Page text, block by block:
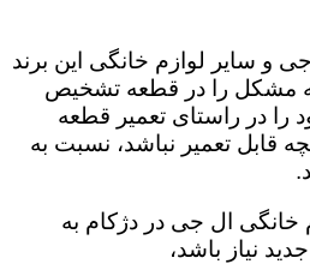
و سایر لوازم خانگی این برند
مشکل را در قطعه تشخیص
را در راستای تعمیر قطعه
قابل تعمیر نباشد، نسبت به
خانگی ال جی در دژکام به
نیاز باشد،